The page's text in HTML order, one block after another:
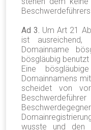
Ad 3. Um Art 21
ist
Domainname
bösgläubig benutzt
Eine
Domainnamens
scheidet von
wusste und den